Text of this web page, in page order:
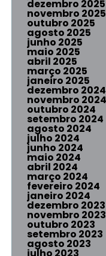
dezembro 2025
novembro 2025
outubro 2025
agosto 2025
junho 2025
maio 2025
abril 2025
março 2025
janeiro 2025
dezembro 2024
novembro 2024
outubro 2024
setembro 2024
agosto 2024
julho 2024
junho 2024
maio 2024
abril 2024
março 2024
fevereiro 2024
janeiro 2024
dezembro 2023
novembro 2023
outubro 2023
setembro 2023
agosto 2023
julho 2023